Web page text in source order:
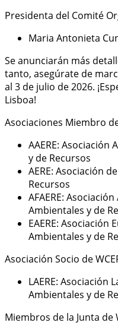
Presidenta del Comité
Maria Antonieta
Se anunciarán más
tanto, asegúrate de
al 3 de julio de 2026.
Lisboa!
Asociaciones Miembro de
AAERE: Asociación
y de Recursos
AERE: Asociación
Recursos
AFAERE:
Ambientales y de
EAERE: Asociación
Ambientales y de
Asociación Socio de
LAERE: Asociación
Ambientales y de
Miembros de la Junta de